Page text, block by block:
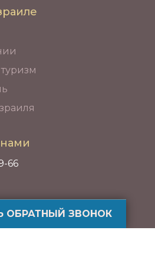
66
ОБРАТНЫЙ ЗВОНОК